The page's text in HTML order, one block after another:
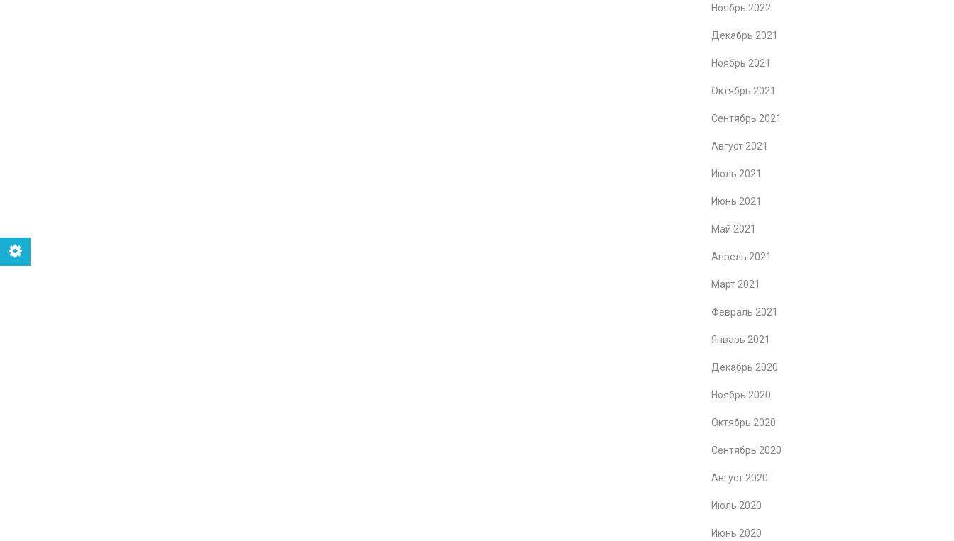
Ноябрь 2022
Декабрь 2021
Ноябрь 2021
Октябрь 2021
Сентябрь 2021
Август 2021
Июль 2021
Июнь 2021
Май 2021
Апрель 2021
Март 2021
Февраль 2021
Январь 2021
Декабрь 2020
Ноябрь 2020
Октябрь 2020
Сентябрь 2020
Август 2020
Июль 2020
Июнь 2020